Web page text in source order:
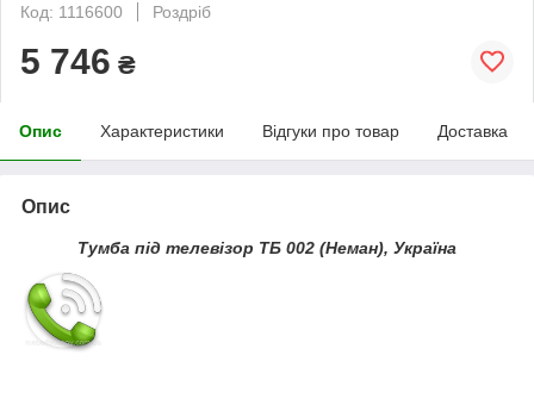
Код: 1116600
Роздріб
5 746 ₴
Опис Характеристики Відгуки про товар Доставка
Опис
Тумба під телевізор ТБ 002 (Неман), Україна